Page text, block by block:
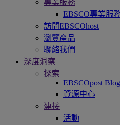
專業服務
EBSCO專業服
訪問EBSCOhost
瀏覽產品
聯絡我們
深度洞察
探索
EBSCOpost Blog
資源中心
連接
活動